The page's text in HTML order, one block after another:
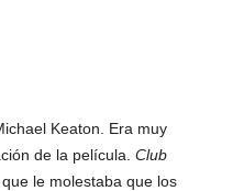
Keaton. Era muy
de la película. Club
le molestaba que los